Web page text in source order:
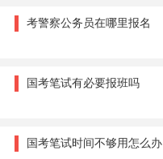
考警察公务员在哪里报名
国考笔试有必要报班吗
国考笔试时间不够用怎么办